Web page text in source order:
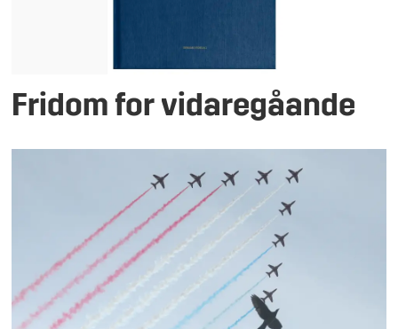
Fridom for vidaregåande